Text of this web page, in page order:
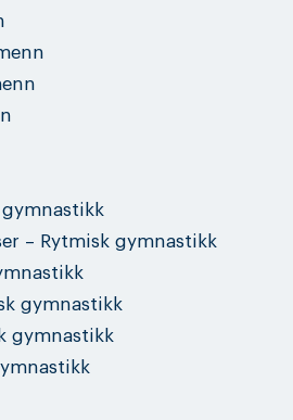
– Rytmisk gymnastikk
gymnastikk
gymnastikk